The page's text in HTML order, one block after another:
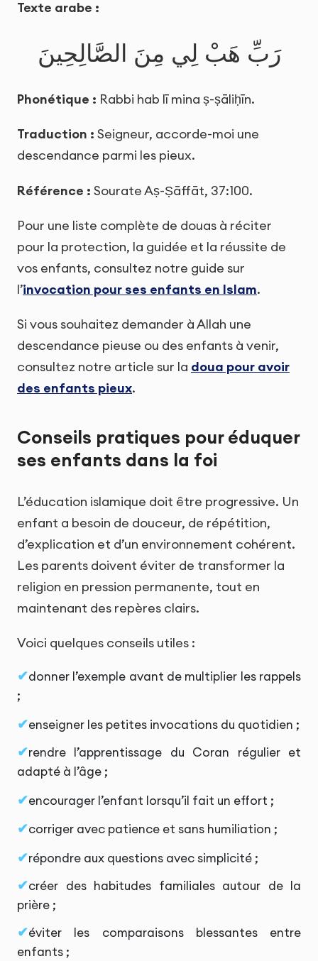
Texte arabe :
رَبِّ هَبْ لِي مِنَ الصَّالِحِينَ
Phonétique : Rabbi hab lī mina ṣ-ṣāliḥīn.
Traduction : Seigneur, accorde-moi une
descendance parmi les pieux.
Référence : Sourate Aṣ-Ṣāffāt, 37:100.
Pour une liste complète de douas à réciter
pour la protection, la guidée et la réussite de
vos enfants, consultez notre guide sur
l’invocation pour ses enfants en Islam.
Si vous souhaitez demander à Allah une
descendance pieuse ou des enfants à venir,
consultez notre article sur la doua pour avoir
des enfants pieux.
Conseils pratiques pour éduquer
ses enfants dans la foi
L’éducation islamique doit être progressive. Un
enfant a besoin de douceur, de répétition,
d’explication et d’un environnement cohérent.
Les parents doivent éviter de transformer la
religion en pression permanente, tout en
maintenant des repères clairs.
Voici quelques conseils utiles :
donner l’exemple avant de multiplier les rappels
;
enseigner les petites invocations du quotidien ;
rendre l’apprentissage du Coran régulier et
adapté à l’âge ;
encourager l’enfant lorsqu’il fait un effort ;
corriger avec patience et sans humiliation ;
répondre aux questions avec simplicité ;
créer des habitudes familiales autour de la
prière ;
éviter les comparaisons blessantes entre
enfants ;